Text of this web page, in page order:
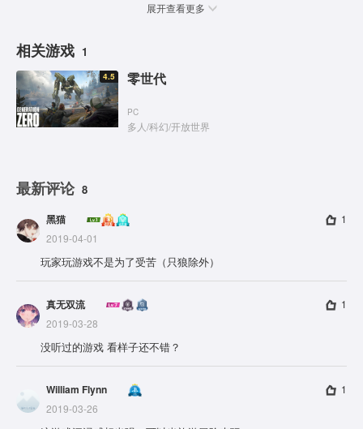
展开查看更多
相关游戏 1
4.5 零世代
PC
多人/科幻/开放世界
最新评论 8
黑猫
2019-04-01
1
玩家玩游戏不是为了受苦（只狼除外）
真无双流
2019-03-28
1
没听过的游戏 看样子还不错？
William Flynn
2019-03-26
1